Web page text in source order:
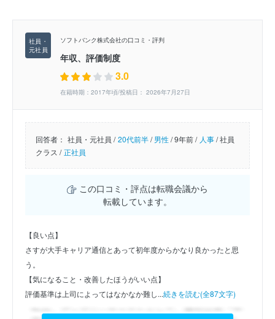
ソフトバンク株式会社の口コミ・評判
年収、評価制度
3.0
在籍時期：2017年頃/投稿日： 2026年7月27日
回答者： 社員・元社員 / 20代前半/男性/9年前 / 人事/社員
クラス / 正社員
この口コミ・評点は転職会議から
転載しています。
【良い点】
さすが大手キャリア通信とあって初年度からかなり良かったと思
う。
【気になること・改善したほうがいい点】
評価基準は上司によってはなかなか難し...続きを読む(全87文字)